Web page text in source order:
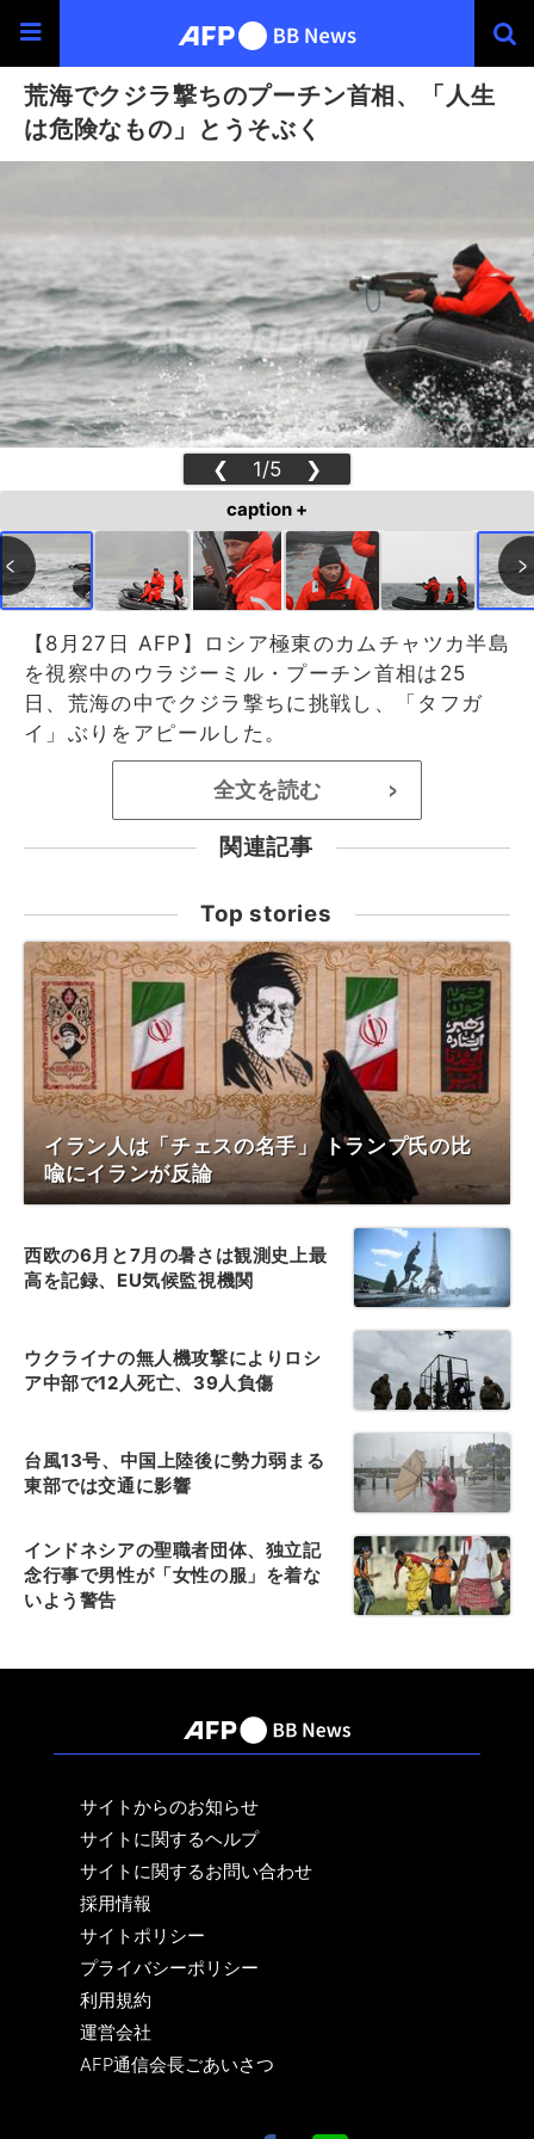
荒海でクジラ撃ちのプーチン首相、「人生
は危険なもの」とうそぶく
❮ 1/5 ❯
caption +
【8月27日 AFP】ロシア極東のカムチャツカ半島
を視察中のウラジーミル・プーチン首相は25
日、荒海の中でクジラ撃ちに挑戦し、「タフガ
イ」ぶりをアピールした。
全文を読む >
関連記事
Top stories
イラン人は「チェスの名手」 トランプ氏の比
喩にイランが反論
西欧の6月と7月の暑さは観測史上最
高を記録、EU気候監視機関
ウクライナの無人機攻撃によりロシ
ア中部で12人死亡、39人負傷
台風13号、中国上陸後に勢力弱まる
東部では交通に影響
インドネシアの聖職者団体、独立記
念行事で男性が「女性の服」を着な
いよう警告
サイトからのお知らせ
サイトに関するヘルプ
サイトに関するお問い合わせ
採用情報
サイトポリシー
プライバシーポリシー
利用規約
運営会社
AFP通信会長ごあいさつ